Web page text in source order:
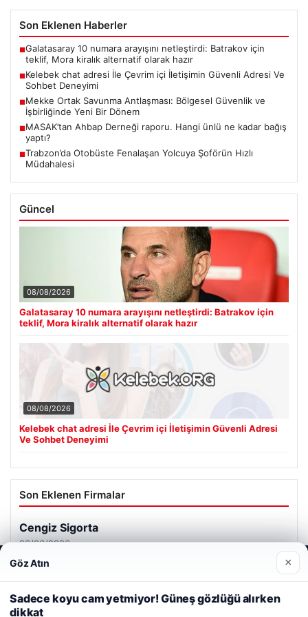
Son Eklenen Haberler
■Galatasaray 10 numara arayışını netleştirdi: Batrakov için
teklif, Mora kiralık alternatif olarak hazır
■Kelebek chat adresi İle Çevrim içi İletişimin Güvenli Adresi Ve
Sohbet Deneyimi
■Mekke Ortak Savunma Antlaşması: Bölgesel Güvenlik ve
İşbirliğinde Yeni Bir Dönem
■MASAK’tan Ahbap Derneği raporu. Hangi ünlü ne kadar bağış
yaptı?
■Trabzon’da Otobüste Fenalaşan Yolcuya Şoförün Hızlı
Müdahalesi
Güncel
08/08/2026
Galatasaray 10 numara arayışını netleştirdi: Batrakov için
teklif, Mora kiralık alternatif olarak hazır
08/08/2026
Kelebek chat adresi İle Çevrim içi İletişimin Güvenli Adresi
Ve Sohbet Deneyimi
Son Eklenen Firmalar
Cengiz Sigorta
23/06/2026
Web sitemizi nasıl kullandığınızı daha iyi anlayabilmek,
deneyiminizi kişiselleştirmek ve geliştirmek amacıyla çerezler
kullanıyoruz.
Çerez Politikamız
Reddet
Göz Atın ×
Sadece koyu cam yetmiyor! Güneş gözlüğü alırken
dikkat